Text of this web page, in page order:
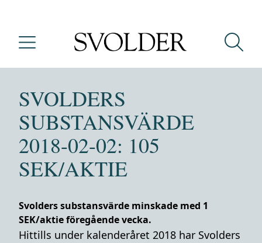
SVOLDERS
SUBSTANSVÄRDE
2018-02-02: 105
SEK/AKTIE
Svolders substansvärde minskade med 1
SEK/aktie föregående vecka.
Hittills under kalenderåret 2018 har Svolders